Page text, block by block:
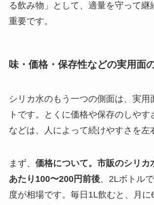
る飲み物」として、適量を守って継
重要です。
味・価格・保存性などの実用面
シリカ水のもう一つの側面は、実用
トです。とくに価格や保存のしやす
などは、人によって続けやすさを左
まず、 価格について。市販のシリカ
あたり100〜200円前後、2Lボトル
度が相場です。毎日1L飲むと、月に